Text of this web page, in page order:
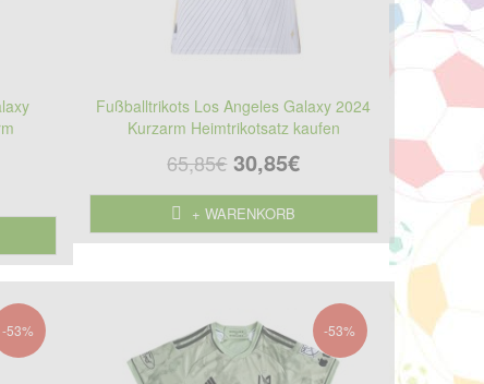
Fußballtrikots Los Angeles Galaxy 2024
Kurzarm Heimtrikotsatz kaufen
65,85€ 30,85€
+ WARENKORB
-53% -53%